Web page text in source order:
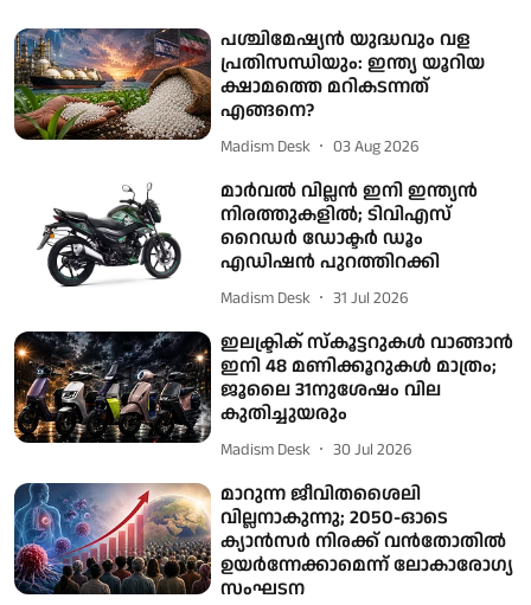
പശ്ചിമേഷ്യന്‍ യുദ്ധവും വള
പ്രതിസന്ധിയും: ഇന്ത്യ യൂറിയ
ക്ഷാമത്തെ മറികടന്നത്
എങ്ങനെ?
Madism Desk 03 Aug 2026
മാർവൽ വില്ലൻ ഇനി ഇന്ത്യൻ
നിരത്തുകളിൽ; ടിവിഎസ്
റൈഡർ ഡോക്ടർ ഡൂം
എഡിഷൻ പുറത്തിറക്കി
Madism Desk 31 Jul 2026
ഇലക്ട്രിക് സ്കൂട്ടറുകള്‍ വാങ്ങാന്‍
ഇനി 48 മണിക്കൂറുകള്‍ മാത്രം;
ജൂലൈ 31നുശേഷം വില
കുതിച്ചുയരും
Madism Desk 30 Jul 2026
മാറുന്ന ജീവിതശൈലി
വില്ലനാകുന്നു; 2050-ഓടെ
ക്യാൻസർ നിരക്ക് വൻതോതിൽ
ഉയർന്നേക്കാമെന്ന് ലോകാരോഗ്യ
സംഘടന